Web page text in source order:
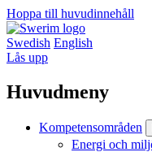
Hoppa till huvudinnehåll
Swedish English
Lås upp
Huvudmeny
Kompetensområden
Energi och